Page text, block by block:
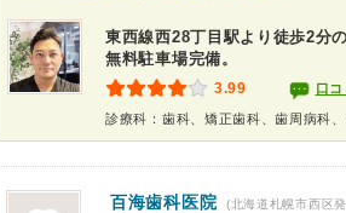
東西線西28丁目駅より徒歩2分
無料駐車場完備。
3.99 口
診療科：歯科、矯正歯科、歯周病科
百海歯科医院 (北海道札幌市西区